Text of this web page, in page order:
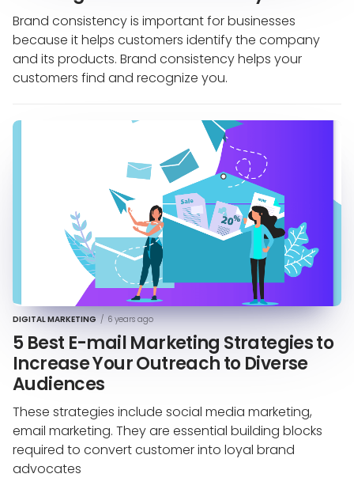
Brand consistency is important for businesses
because it helps customers identify the company
and its products. Brand consistency helps your
customers find and recognize you.
DIGITAL MARKETING / 6 years ago
5 Best E-mail Marketing Strategies to
Increase Your Outreach to Diverse
Audiences
These strategies include social media marketing,
email marketing. They are essential building blocks
required to convert customer into loyal brand
advocates